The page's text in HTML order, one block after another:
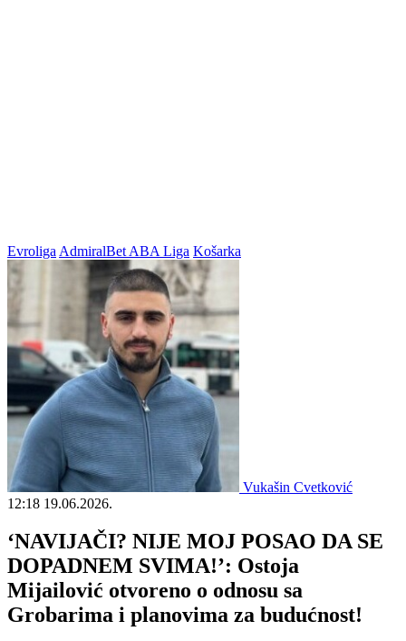
Evroliga AdmiralBet ABA Liga Košarka
Vukašin Cvetković
12:18 19.06.2026.
‘NAVIJAČI? NIJE MOJ POSAO DA SE
DOPADNEM SVIMA!’: Ostoja
Mijailović otvoreno o odnosu sa
Grobarima i planovima za budućnost!